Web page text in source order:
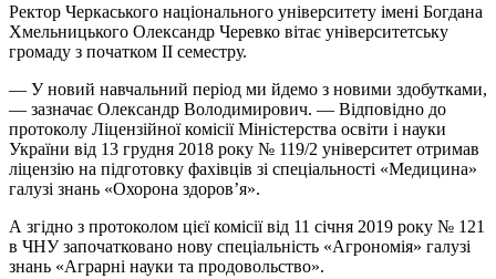
Ректор Черкаського національного університету імені Богдана
Хмельницького Олександр Черевко вітає університетську
громаду з початком ІІ семестру.
— У новий навчальний період ми йдемо з новими здобутками,
— зазначає Олександр Володимирович. — Відповідно до
протоколу Ліцензійної комісії Міністерства освіти і науки
України від 13 грудня 2018 року № 119/2 університет отримав
ліцензію на підготовку фахівців зі спеціальності «Медицина»
галузі знань «Охорона здоров’я».
А згідно з протоколом цієї комісії від 11 січня 2019 року № 121
в ЧНУ започатковано нову спеціальність «Агрономія» галузі
знань «Аграрні науки та продовольство».